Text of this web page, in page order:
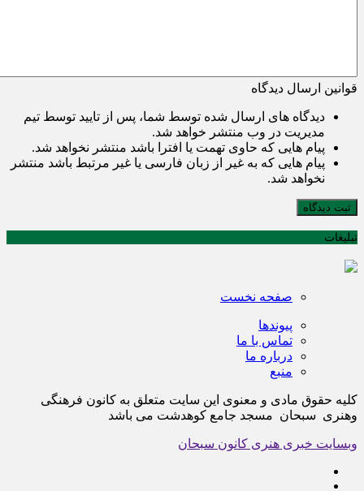
قوانین ارسال دیدگاه
دیدگاه های ارسال شده توسط شما، پس از تایید توسط تیم
مدیریت در وب منتشر خواهد شد.
پیام هایی که حاوی تهمت یا افترا باشد منتشر نخواهد شد.
پیام هایی که به غیر از زبان فارسی یا غیر مرتبط باشد منتشر
نخواهد شد.
ثبت دیدگاه
تبلیغات
صفحه نخست
پیوندها
تماس با ما
درباره ما
منبع
کلیه حقوق مادی و معنوی این سایت متعلق به کانون فرهنگی
وهنری سبحان مسجد جامع کوهدشت می باشد
وبسایت خبری هنری کانون سبحان